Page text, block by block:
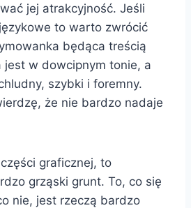
jej atrakcyjność. Jeśli
to warto zwrócić
będąca treścią
jest w dowcipnym tonie, a
szybki i foremny.
że nie bardzo nadaje
graficznej, to
grząski grunt. To, co się
nie, jest rzeczą bardzo